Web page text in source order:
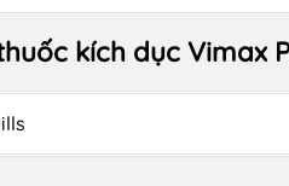
kích dục Vimax